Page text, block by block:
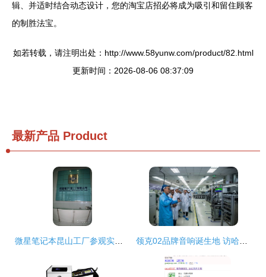
辑、并适时结合动态设计，您的淘宝店招必将成为吸引和留住顾客
的制胜法宝。
如若转载，请注明出处：http://www.58yunw.com/product/82.html
更新时间：2026-08-06 08:37:09
最新产品 Product